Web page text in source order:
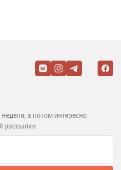
а потом интересно
рассылке.